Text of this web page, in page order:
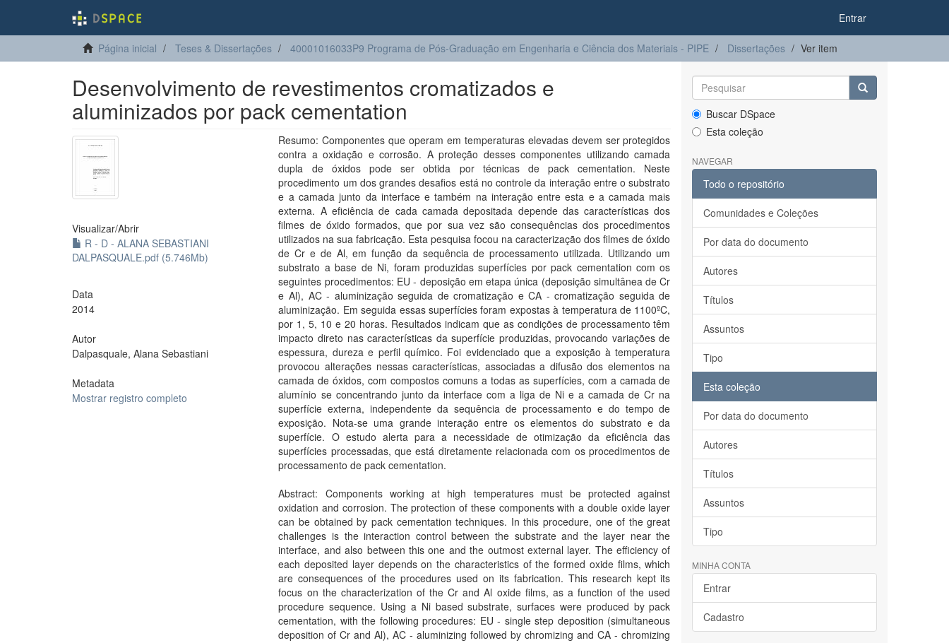
Entrar
Página inicial Teses & Dissertações 40001016033P9 Programa de Pós-Graduação em Engenharia e Ciência dos Materiais - PIPE Dissertações Ver item
Desenvolvimento de revestimentos cromatizados e
aluminizados por pack cementation
Visualizar/Abrir
R - D - ALANA SEBASTIANI
DALPASQUALE.pdf (5.746Mb)
Data
2014
Autor
Dalpasquale, Alana Sebastiani
Metadata
Mostrar registro completo
Resumo: Componentes que operam em temperaturas elevadas devem ser protegidos
contra a oxidação e corrosão. A proteção desses componentes utilizando camada
dupla de óxidos pode ser obtida por técnicas de pack cementation. Neste
procedimento um dos grandes desafios está no controle da interação entre o substrato
e a camada junto da interface e também na interação entre esta e a camada mais
externa. A eficiência de cada camada depositada depende das características dos
filmes de óxido formados, que por sua vez são consequências dos procedimentos
utilizados na sua fabricação. Esta pesquisa focou na caracterização dos filmes de óxido
de Cr e de Al, em função da sequência de processamento utilizada. Utilizando um
substrato a base de Ni, foram produzidas superfícies por pack cementation com os
seguintes procedimentos: EU - deposição em etapa única (deposição simultânea de Cr
e Al), AC - aluminização seguida de cromatização e CA - cromatização seguida de
aluminização. Em seguida essas superfícies foram expostas à temperatura de 1100ºC,
por 1, 5, 10 e 20 horas. Resultados indicam que as condições de processamento têm
impacto direto nas características da superfície produzidas, provocando variações de
espessura, dureza e perfil químico. Foi evidenciado que a exposição à temperatura
provocou alterações nessas características, associadas a difusão dos elementos na
camada de óxidos, com compostos comuns a todas as superfícies, com a camada de
alumínio se concentrando junto da interface com a liga de Ni e a camada de Cr na
superfície externa, independente da sequência de processamento e do tempo de
exposição. Nota-se uma grande interação entre os elementos do substrato e da
superfície. O estudo alerta para a necessidade de otimização da eficiência das
superfícies processadas, que está diretamente relacionada com os procedimentos de
processamento de pack cementation.
Abstract: Components working at high temperatures must be protected against
oxidation and corrosion. The protection of these components with a double oxide layer
can be obtained by pack cementation techniques. In this procedure, one of the great
challenges is the interaction control between the substrate and the layer near the
interface, and also between this one and the outmost external layer. The efficiency of
each deposited layer depends on the characteristics of the formed oxide films, which
are consequences of the procedures used on its fabrication. This research kept its
focus on the characterization of the Cr and Al oxide films, as a function of the used
procedure sequence. Using a Ni based substrate, surfaces were produced by pack
cementation, with the following procedures: EU - single step deposition (simultaneous
deposition of Cr and Al), AC - aluminizing followed by chromizing and CA - chromizing
Buscar DSpace
Esta coleção
NAVEGAR
Todo o repositório
Comunidades e Coleções
Por data do documento
Autores
Títulos
Assuntos
Tipo
Esta coleção
Por data do documento
Autores
Títulos
Assuntos
Tipo
MINHA CONTA
Entrar
Cadastro